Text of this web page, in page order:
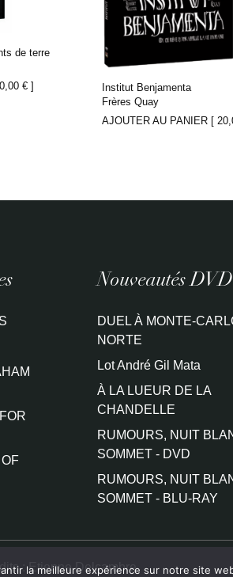
de terre
€ ]
Institut Benjamenta
Frères Quay
AJOUTER AU PANIER [
Nouveautés DVD
DUEL À MONTE-
NORTE
Lot André Gil Mata
À LA LUEUR DE LA
CHANDELLE
RUMOURS, NUIT
SOMMET - DVD
RUMOURS, NUIT
SOMMET - BLU-RAY
:Etienne Delcambre
la meilleure expérience sur notre site